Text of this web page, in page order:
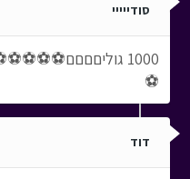
סודייייי
1000
⚽
דוד